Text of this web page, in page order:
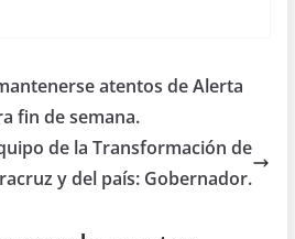
atentos de Alerta
fin de semana.
de la Transformación de
y del país: Gobernador.